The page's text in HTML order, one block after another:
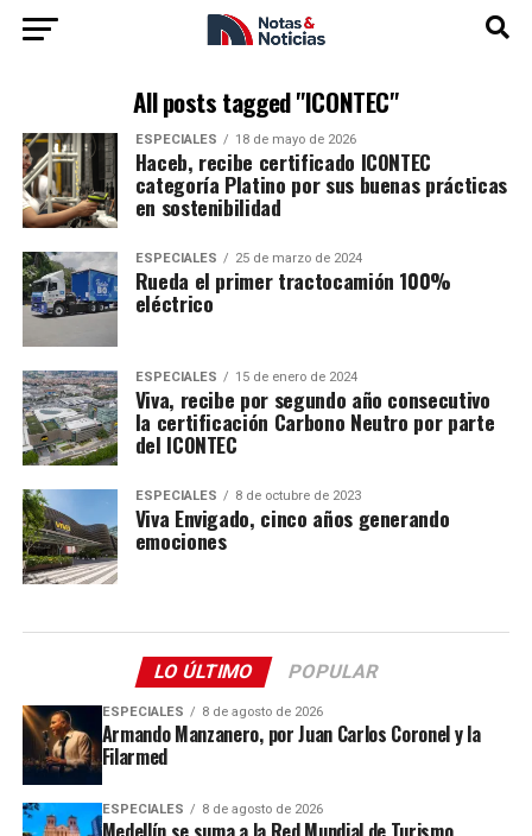
All posts tagged "ICONTEC"
ESPECIALES 18 de mayo de 2026
Haceb, recibe certificado ICONTEC
categoría Platino por sus buenas prácticas
en sostenibilidad
ESPECIALES 25 de marzo de 2024
Rueda el primer tractocamión 100%
eléctrico
ESPECIALES 15 de enero de 2024
Viva, recibe por segundo año consecutivo
la certificación Carbono Neutro por parte
del ICONTEC
ESPECIALES 8 de octubre de 2023
Viva Envigado, cinco años generando
emociones
LO ÚLTIMO POPULAR
ESPECIALES 8 de agosto de 2026
Armando Manzanero, por Juan Carlos Coronel y la
Filarmed
ESPECIALES 8 de agosto de 2026